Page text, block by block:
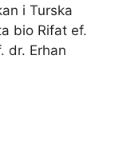
i Turska
bio Rifat ef.
dr. Erhan